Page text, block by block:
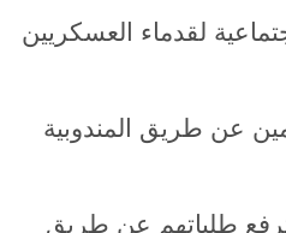
لقدماء العسكريين
عن طريق المندوبية
ترفع طلباتهم عن طريق